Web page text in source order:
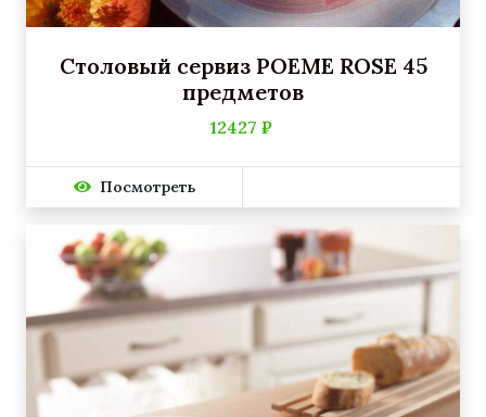
Столовый сервиз POEME ROSE 45
предметов
12427 ₽
Посмотреть